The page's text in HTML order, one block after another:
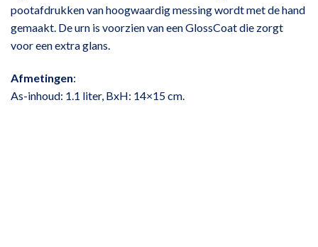
pootafdrukken van hoogwaardig messing wordt met de hand
gemaakt. De urn is voorzien van een GlossCoat die zorgt
voor een extra glans.
Afmetingen:
As-inhoud: 1.1 liter, BxH: 14×15 cm.